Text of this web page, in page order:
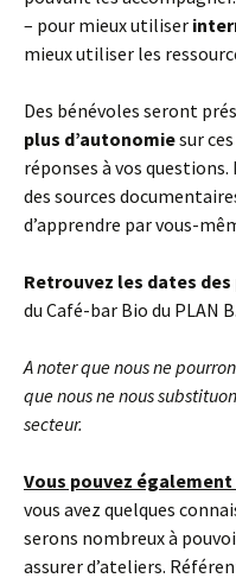
– pour mieux utiliser
mieux utiliser les
Des bénévoles seront
plus d’autonomiesur
réponses à vos
des sources
d’apprendre par vous-
Retrouvez les dates
du Café-bar Bio du PLAN B.
A noter que nous ne
que nous ne nous
secteur.
Vous pouvez
vous avez quelques
serons nombreux à
assurer d’ateliers.